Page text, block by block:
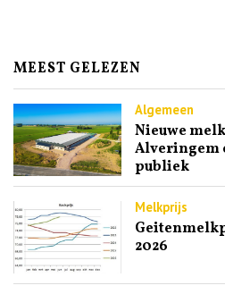
MEEST GELEZEN
Algemeen
Nieuwe
Alveringem
publiek
Melkprijs
2026